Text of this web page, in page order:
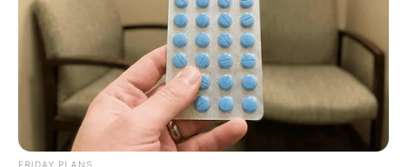
buscar a su madre para llevarla a la ciudad.
Bajó del auto vestido con bata blanca y un gran
ramo de flores en la mano. Se arrodilló frente a
—Mamá, ya soy un hombre. Desde hoy quiero
cuidar de ti, como tú cuidaste de mí.
FRIDAY PLANS